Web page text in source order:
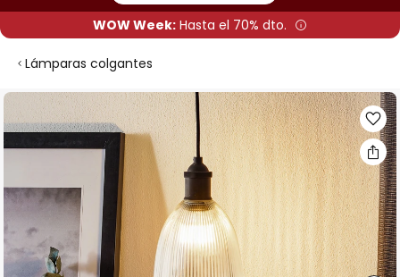
WOW Week: Hasta el 70% dto.
Lámparas colgantes
Saltar
al
final
la
galería
de
imágenes